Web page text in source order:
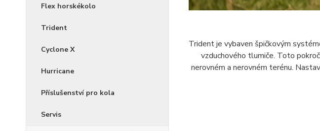
Flex horskékolo
Trident
Cyclone X
Hurricane
Příslušenství pro kola
Servis
Trident je vybaven špičkovým
vzduchového tlumiče. Toto
nerovném a nerovném terénu.